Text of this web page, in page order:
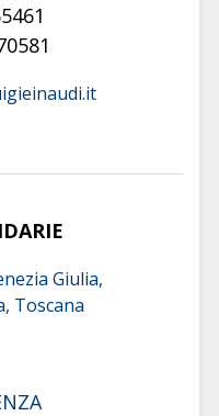
Giulia,
Toscana